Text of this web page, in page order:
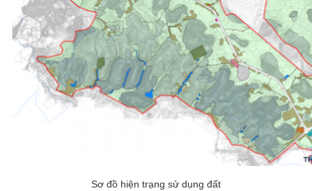
Sơ đồ hiện trạng sử dụng đất